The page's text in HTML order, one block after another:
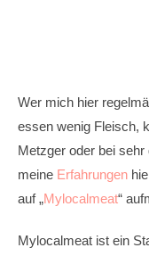
Wer mich hier
essen wenig Fleisch,
Metzger oder bei
meine Erfahrungen
auf „Mylocalmeat“
Mylocalmeat ist ein